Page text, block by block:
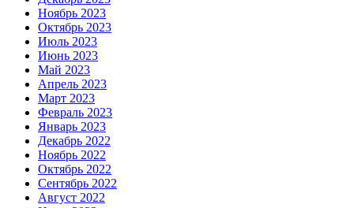
Ноябрь 2023
Октябрь 2023
Июль 2023
Июнь 2023
Май 2023
Апрель 2023
Март 2023
Февраль 2023
Январь 2023
Декабрь 2022
Ноябрь 2022
Октябрь 2022
Сентябрь 2022
Август 2022